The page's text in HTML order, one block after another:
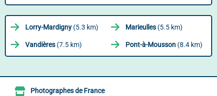
Lorry-Mardigny (5.3 km) Marieulles (5.5 km)
Vandières (7.5 km) Pont-à-Mousson (8.4 km)
Photographes de France